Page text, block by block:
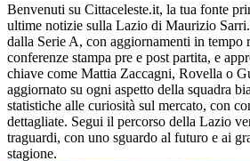
Benvenuti su Cittaceleste.it, la tua fonte
ultime notizie sulla Lazio di Maurizio
dalla Serie A, con aggiornamenti in tempo
conferenze stampa pre e post partita, e
chiave come Mattia Zaccagni, Rovella o
aggiornato su ogni aspetto della squadra
statistiche alle curiosità sul mercato, con
dettagliate. Segui il percorso della Lazio
traguardi, con uno sguardo al futuro e ai
stagione.